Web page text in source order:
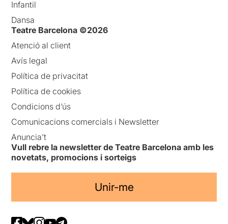
Infantil
Dansa
Teatre Barcelona ©2026
Atenció al client
Avís legal
Política de privacitat
Política de cookies
Condicions d’ús
Comunicacions comercials i Newsletter
Anuncia’t
Vull rebre la newsletter de Teatre Barcelona amb les
novetats, promocions i sorteigs
Unir-me